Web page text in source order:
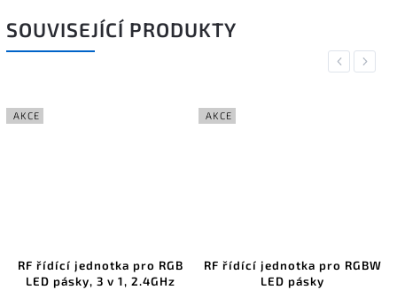
SOUVISEJÍCÍ PRODUKTY
Previous
AKCE
RF řídící jednotka pro RGB
LED pásky, 3 v 1, 2.4GHz
AKCE
RF řídící jednotka pro RGBW
LED pásky
Next